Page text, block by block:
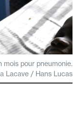
mois pour pneumonie.
Lacave / Hans Lucas